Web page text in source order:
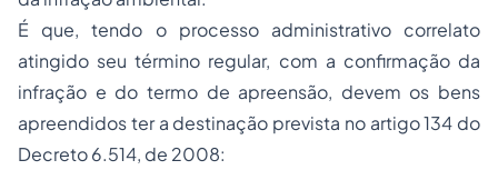
É que, tendo o processo administrativo correlato
atingido seu término regular, com a confirmação da
infração e do termo de apreensão, devem os bens
apreendidos ter a destinação prevista no artigo 134 do
Decreto 6.514, de 2008: